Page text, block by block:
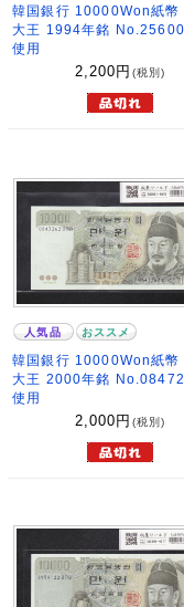
韓国銀行 10000Won紙幣
大王 1994年銘
使用
2,200 円 (税別)
人気品 おススメ
韓国銀行 10000Won紙幣
大王 2000年銘
使用
2,000 円 (税別)